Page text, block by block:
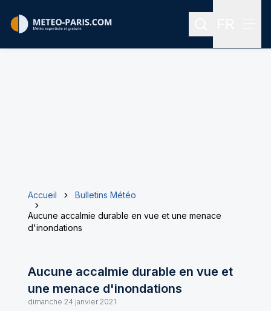
Rechercher
Accueil
Bulletins Météo
Aucune accalmie durable en vue et une menace
d'inondations
Aucune accalmie durable en vue et
une menace d'inondations
dimanche 24 janvier 2021